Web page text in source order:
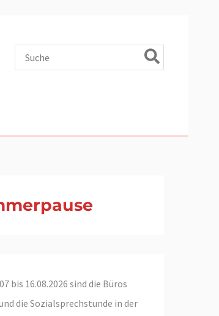
for:
bis 16.08.2026 sind die Büros
die Sozialsprechstunde in der